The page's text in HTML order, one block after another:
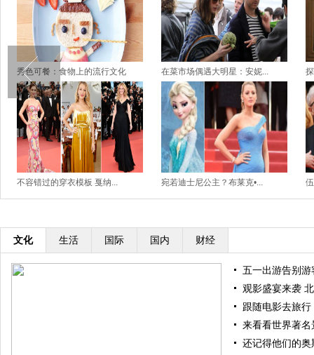
秀色可餐：食物上的流行文化 在菜市场偶遇大明星：安妮...
不容错过的穿衣模板 戛纳... 宛若迪士尼公主？布莱克•...
文化 生活 国际 国内 财经
五一出游告别
观影盛宴来袭
跟随电影去旅
来看看世界著名
还记得他们的